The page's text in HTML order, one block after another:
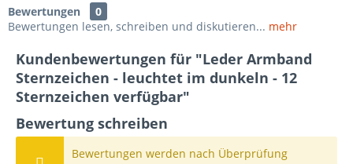
Bewertungen
0
Bewertungen lesen, schreiben und diskutieren... mehr
Kundenbewertungen für "Leder Armband
Sternzeichen - leuchtet im dunkeln - 12
Sternzeichen verfügbar"
Bewertung schreiben
Bewertungen werden nach Überprüfung